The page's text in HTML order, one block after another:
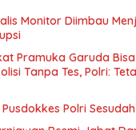
Monitor Diimbau
Pramuka Garuda
Tanpa Tes, Polri:
Polri